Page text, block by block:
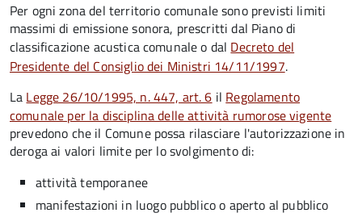
Per ogni zona del territorio comunale sono previsti limiti
massimi di emissione sonora, prescritti dal Piano di
classificazione acustica comunale o dal Decreto del
Presidente del Consiglio dei Ministri 14/11/1997.
La Legge 26/10/1995, n. 447, art. 6 il Regolamento
comunale per la disciplina delle attività rumorose vigente
prevedono che il Comune possa rilasciare l'autorizzazione in
deroga ai valori limite per lo svolgimento di:
attività temporanee
manifestazioni in luogo pubblico o aperto al pubblico